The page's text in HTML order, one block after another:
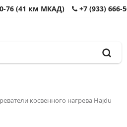
76 (41 км МКАД) +7 (933)
косвенного нагрева Hajdu